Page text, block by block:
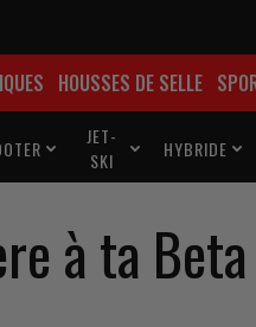
HOUSSES DE SELLE

JET-
SKI
 HYBRIDE 
à ta